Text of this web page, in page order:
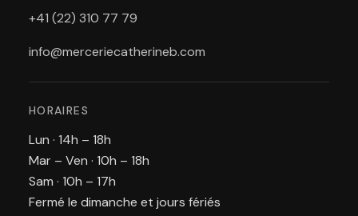
+41 (22) 310 77 79
info@merceriecatherineb.com
HORAIRES
Lun · 14h – 18h
Mar – Ven · 10h – 18h
Sam · 10h – 17h
Fermé le dimanche et jours fériés